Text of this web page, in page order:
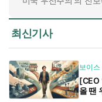
최신기사
보이스
[CEO
올 땐